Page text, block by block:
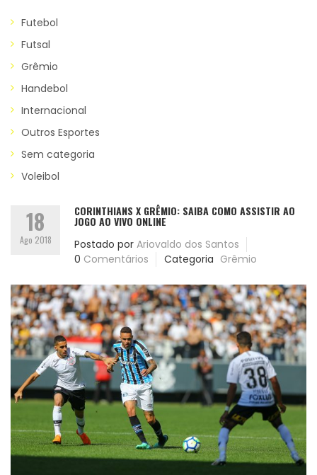
Futebol
Futsal
Grêmio
Handebol
Internacional
Outros Esportes
Sem categoria
Voleibol
18
Ago 2018
CORINTHIANS X GRÊMIO: SAIBA COMO ASSISTIR AO
JOGO AO VIVO ONLINE
Postado por Ariovaldo dos Santos
0 Comentários Categoria Grêmio